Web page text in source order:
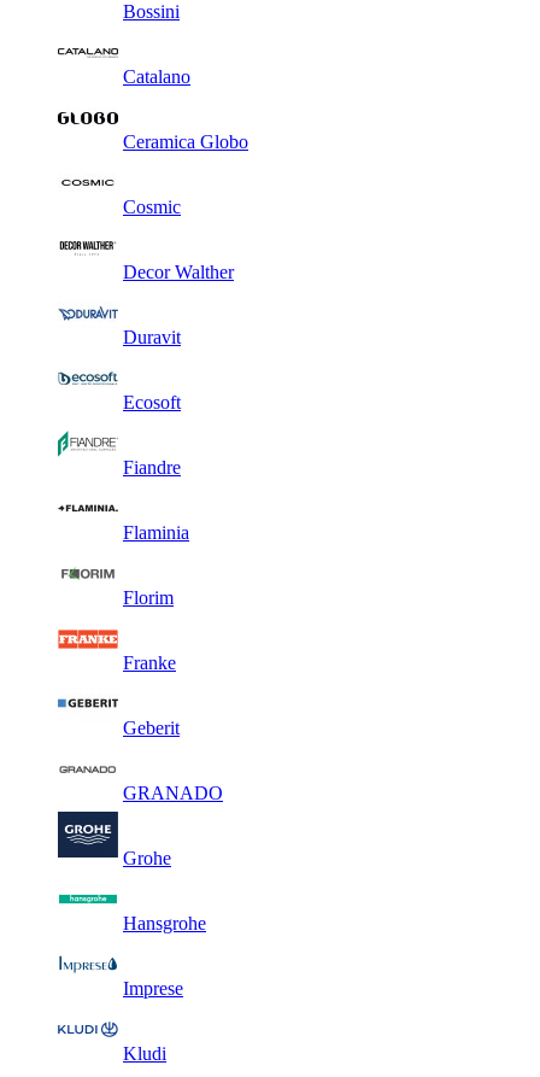
Bossini
Catalano
Ceramica Globo
Cosmic
Decor Walther
Duravit
Ecosoft
Fiandre
Flaminia
Florim
Franke
Geberit
GRANADO
Grohe
Hansgrohe
Imprese
Kludi